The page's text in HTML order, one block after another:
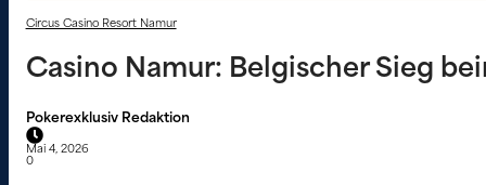
Circus Casino Resort Namur
Casino Namur: Belgischer Sieg
Pokerexklusiv Redaktion
Mai 4, 2026
0